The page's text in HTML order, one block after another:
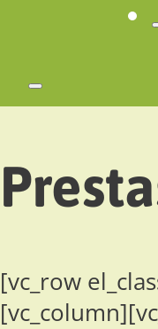
[vc_row